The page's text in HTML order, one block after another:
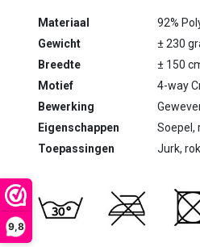
9,8
Materiaal
92%
Gewicht
± 230
Breedte
± 150
Motief
4-way
Bewerking
Eigenschappen
Soepel,
Toepassingen
Jurk,